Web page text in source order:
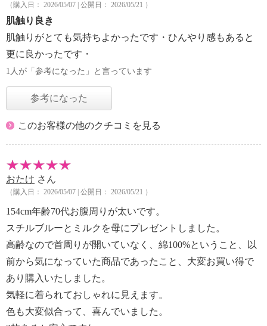
（購入日： 2026/05/07 | 公開日： 2026/05/21 ）
肌触り良き
肌触りがとても気持ちよかったです・ひんやり感もあると
更に良かったです・
1人が「参考になった」と言っています
参考になった
このお客様の他のクチコミを見る
おたけ さん
（購入日： 2026/05/07 | 公開日： 2026/05/21 ）
154cm年齢70代お腹周りが太いです。
スチルブルーとミルクを母にプレゼントしました。
高齢なので首周りが開いていなく、綿100%ということ、以
前から気になっていた商品であったこと、大変お買い得で
あり購入いたしました。
気軽に着られておしゃれに見えます。
色も大変似合って、喜んでいました。